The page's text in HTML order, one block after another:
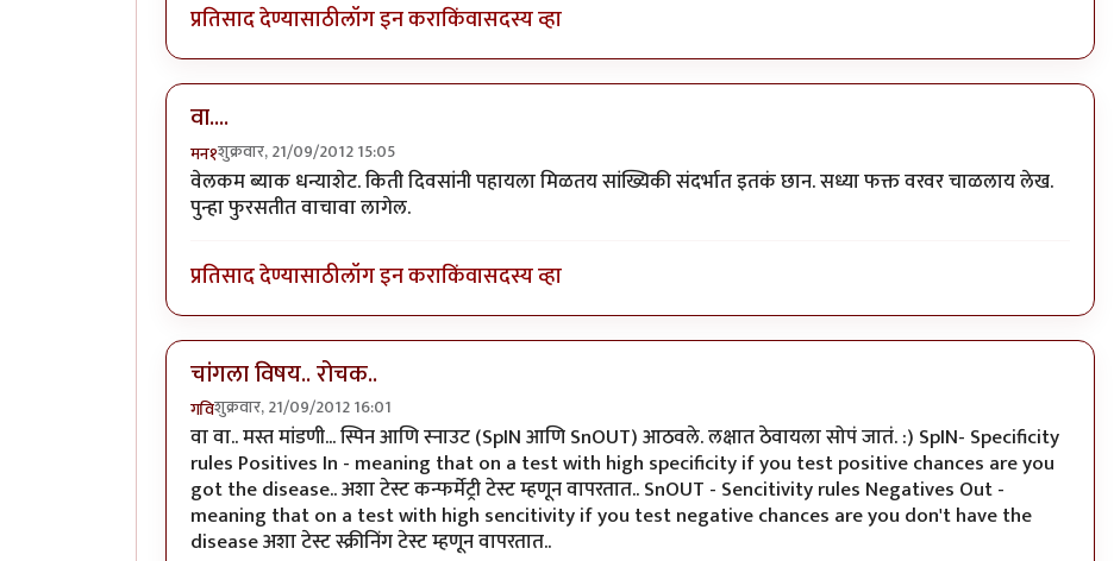
प्रतिसाद देण्यासाठीलॉग इन कराकिंवासदस्य व्हा
वा....
मन१शुक्रवार, 21/09/2012 15:05
वेलकम ब्याक धन्याशेट. किती दिवसांनी पहायला मिळतय सांख्यिकी संदर्भात इतकं छान. सध्या फक्त वरवर चाळलाय लेख.
पुन्हा फुरसतीत वाचावा लागेल.
प्रतिसाद देण्यासाठीलॉग इन कराकिंवासदस्य व्हा
चांगला विषय.. रोचक..
गविशुक्रवार, 21/09/2012 16:01
वा वा.. मस्त मांडणी... स्पिन आणि स्नाउट (SpIN आणि SnOUT) आठवले. लक्षात ठेवायला सोपं जातं. :) SpIN- Specificity
rules Positives In - meaning that on a test with high specificity if you test positive chances are you
got the disease.. अशा टेस्ट कन्फर्मेट्री टेस्ट म्हणून वापरतात.. SnOUT - Sencitivity rules Negatives Out -
meaning that on a test with high sencitivity if you test negative chances are you don't have the
disease अशा टेस्ट स्क्रीनिंग टेस्ट म्हणून वापरतात..